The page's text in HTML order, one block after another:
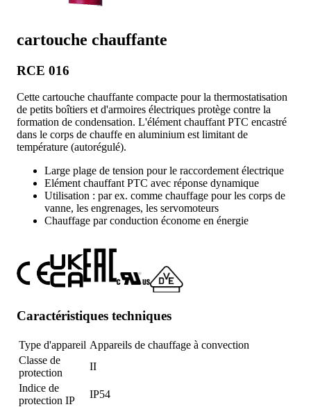
cartouche chauffante
RCE 016
Cette cartouche chauffante compacte pour la thermostatisation
de petits boîtiers et d'armoires électriques protège contre la
formation de condensation. L'élément chauffant PTC encastré
dans le corps de chauffe en aluminium est limitant de
température (autorégulé).
Large plage de tension pour le raccordement électrique
Elément chauffant PTC avec réponse dynamique
Utilisation : par ex. comme chauffage pour les corps de
vanne, les engrenages, les servomoteurs
Chauffage par conduction économe en énergie
Caractéristiques techniques
Type d'appareil Appareils de chauffage à convection
Classe de
protection
II
Indice de
protection IP
IP54